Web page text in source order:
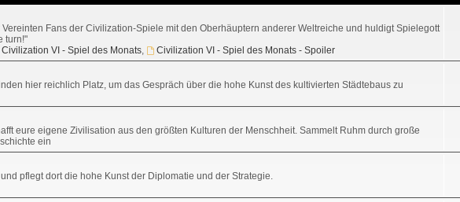
Fans der Civilization-Spiele mit den Oberhäuptern anderer Weltreiche und huldigt Spielegott
turn!"
Civilization VI - Spiel des Monats, Civilization VI - Spiel des Monats - Spoiler
hier reichlich Platz, um das Gespräch über die hohe Kunst des kultivierten Städtebaus zu
eure eigene Zivilisation aus den größten Kulturen der Menschheit. Sammelt Ruhm durch große
ein
pflegt dort die hohe Kunst der Diplomatie und der Strategie.